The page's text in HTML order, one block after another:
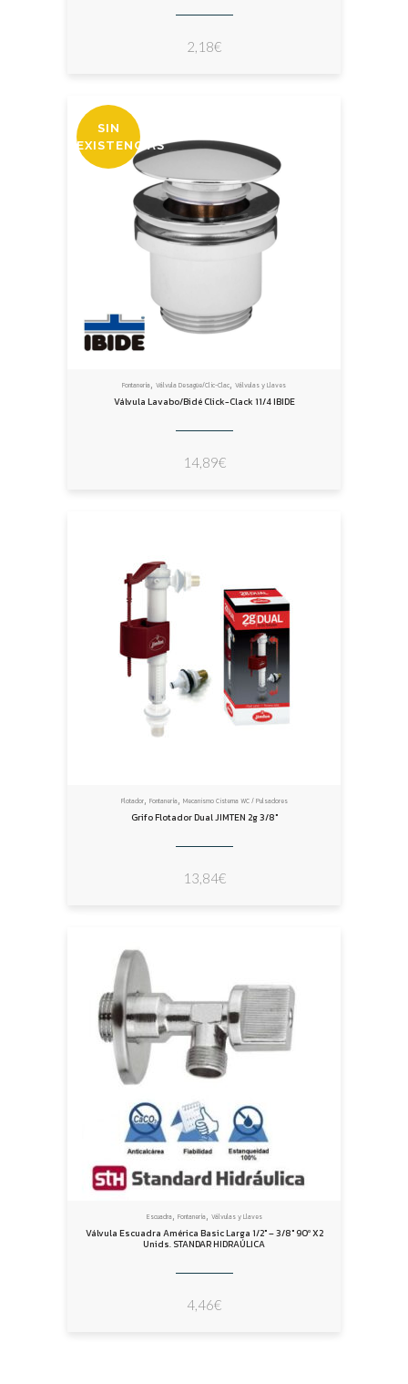
2,18€
SIN
EXISTENCIAS
Fontanería, Válvula Desagüe/Clic-Clac, Válvulas y Llaves
Válvula Lavabo/Bidé Click-Clack 11/4 IBIDE
14,89€
Flotador, Fontanería, Mecanismo Cisterna WC / Pulsadores
Grifo Flotador Dual JIMTEN 2g 3/8″
13,84€
Escuadra, Fontanería, Válvulas y Llaves
Válvula Escuadra América Basic Larga 1/2″ – 3/8″ 90º X2
Unids. STANDAR HIDRAÚLICA
4,46€